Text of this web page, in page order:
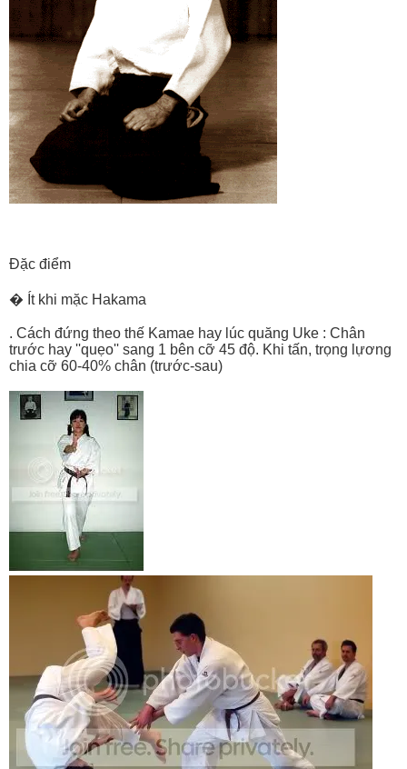
Đặc điểm
� Ít khi mặc Hakama
. Cách đứng theo thế Kamae hay lúc quăng Uke : Chân
trước hay ''quẹo'' sang 1 bên cỡ 45 độ. Khi tấn, trọng lựơng
chia cỡ 60-40% chân (trước-sau)